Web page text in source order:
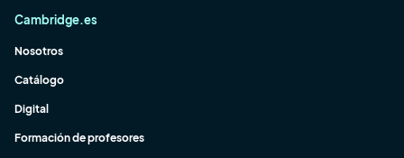
Cambridge.es
Nosotros
Catálogo
Digital
Formación de profesores